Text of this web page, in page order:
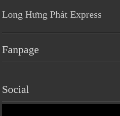
Long Hưng Phát Express
Fanpage
Social